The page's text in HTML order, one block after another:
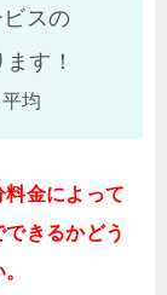
スの
す！
均
金によって
きるかどう